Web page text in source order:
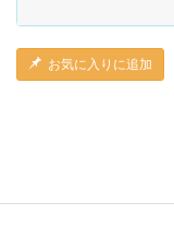
お気に入りに追加